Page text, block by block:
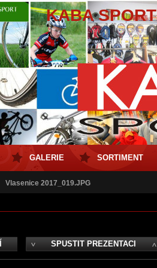
KABA SPORT
Vlasenice 2017_019.JPG
SPUSTIT PREZENTACI
GALERIE SORTIMENT